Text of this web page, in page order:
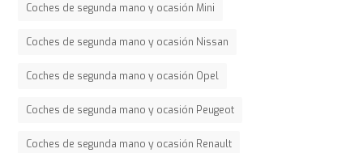
Coches de segunda mano y ocasión Mini
Coches de segunda mano y ocasión Nissan
Coches de segunda mano y ocasión Opel
Coches de segunda mano y ocasión Peugeot
Coches de segunda mano y ocasión Renault